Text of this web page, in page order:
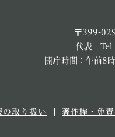
〒399-
代表 Tel
開庁時間：午前8
の取り扱い 著作権・免